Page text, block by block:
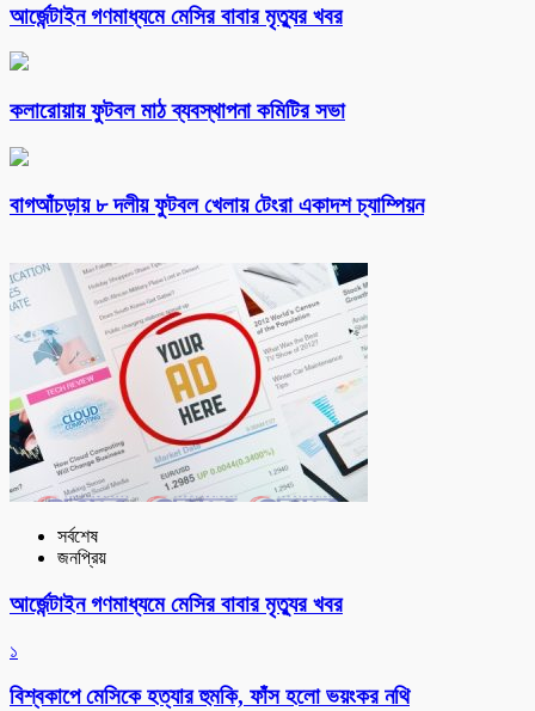
আর্জেন্টাইন গণমাধ্যমে মেসির বাবার মৃত্যুর খবর
কলারোয়ায় ফুটবল মাঠ ব্যবস্থাপনা কমিটির সভা
বাগআঁচড়ায় ৮ দলীয় ফুটবল খেলায় টেংরা একাদশ চ্যাম্পিয়ন
সর্বশেষ
জনপ্রিয়
আর্জেন্টাইন গণমাধ্যমে মেসির বাবার মৃত্যুর খবর
১
বিশ্বকাপে মেসিকে হত্যার হুমকি, ফাঁস হলো ভয়ংকর নথি